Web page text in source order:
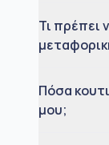
Τι πρέπει
Πόσα
μου;